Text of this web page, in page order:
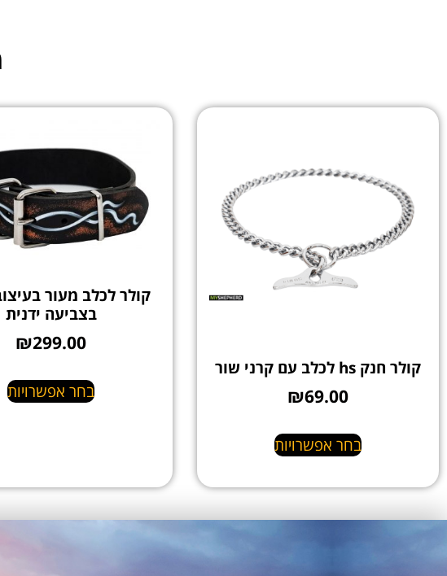
קולר חנק hs לכלב עם קרני שור
₪69.00
בחר אפשרויות
קולר לכלב מעור
בצביעה ידנית
₪299.00
בחר אפשרויות